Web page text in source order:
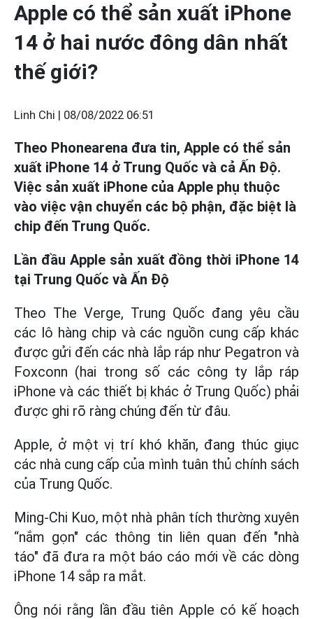
Apple có thể sản xuất iPhone
14 ở hai nước đông dân nhất
thế giới?
Linh Chi | 08/08/2022 06:51
Theo Phonearena đưa tin, Apple có thể sản
xuất iPhone 14 ở Trung Quốc và cả Ấn Độ.
Việc sản xuất iPhone của Apple phụ thuộc
vào việc vận chuyển các bộ phận, đặc biệt là
chip đến Trung Quốc.
Lần đầu Apple sản xuất đồng thời iPhone 14
tại Trung Quốc và Ấn Độ
Theo The Verge, Trung Quốc đang yêu cầu
các lô hàng chip và các nguồn cung cấp khác
được gửi đến các nhà lắp ráp như Pegatron và
Foxconn (hai trong số các công ty lắp ráp
iPhone và các thiết bị khác ở Trung Quốc) phải
được ghi rõ ràng chúng đến từ đâu.
Apple, ở một vị trí khó khăn, đang thúc giục
các nhà cung cấp của mình tuân thủ chính sách
của Trung Quốc.
Ming-Chi Kuo, một nhà phân tích thường xuyên
“nắm gọn" các thông tin liên quan đến "nhà
táo" đã đưa ra một báo cáo mới về các dòng
iPhone 14 sắp ra mắt.
Ông nói rằng lần đầu tiên Apple có kế hoạch